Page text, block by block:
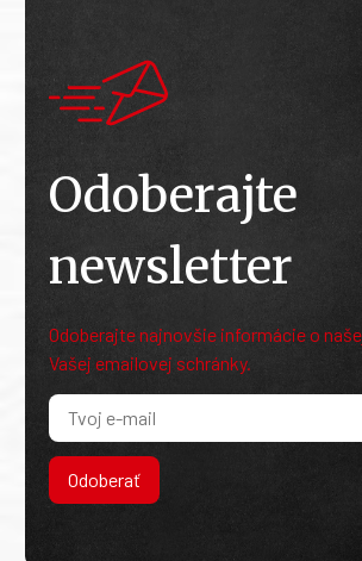
Odoberajte
newsletter
Odoberajte najnovšie informácie o
Vašej emailovej schránky.
Odoberať